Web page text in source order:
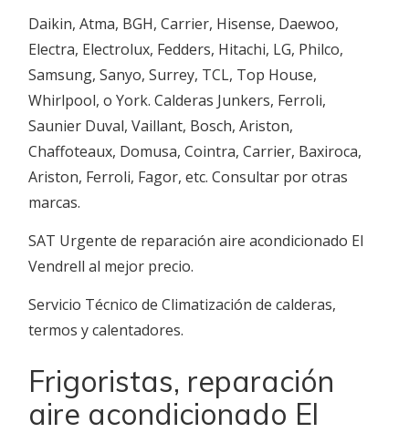
Daikin, Atma, BGH, Carrier, Hisense, Daewoo,
Electra, Electrolux, Fedders, Hitachi, LG, Philco,
Samsung, Sanyo, Surrey, TCL, Top House,
Whirlpool, o York. Calderas Junkers, Ferroli,
Saunier Duval, Vaillant, Bosch, Ariston,
Chaffoteaux, Domusa, Cointra, Carrier, Baxiroca,
Ariston, Ferroli, Fagor, etc. Consultar por otras
marcas.
SAT Urgente de reparación aire acondicionado El
Vendrell al mejor precio.
Servicio Técnico de Climatización de calderas,
termos y calentadores.
Frigoristas, reparación
aire acondicionado El